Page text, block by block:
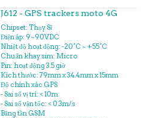
J612 - GPS trackers moto 4G
Chipset: Thụy Sĩ
Điện áp: 9~90VDC
Nhiệt độ hoạt động: -20°C ~ +55°C
Chuẩn khay sim: Micro
Pin: hoạt động 3.5 giờ
Kích thước: 79mm x 34.4mm x 15mm
Độ chính xác GPS
- Sai số vị trí: < 10m
- Sai số vận tốc: < 0.3m/s
Băng tần GSM